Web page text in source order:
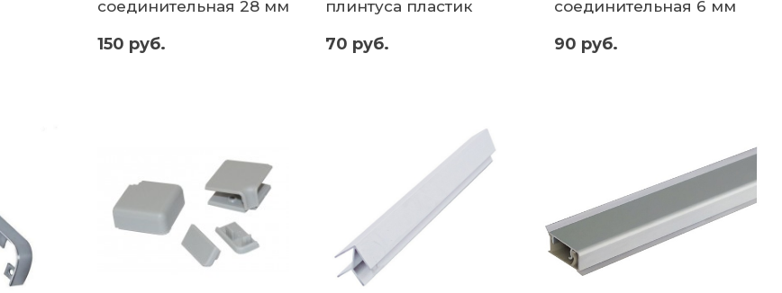
соединительная 28 мм
150 руб.
плинтуса пластик
(3м)
70 руб.
соединительная 6 мм
90 руб.